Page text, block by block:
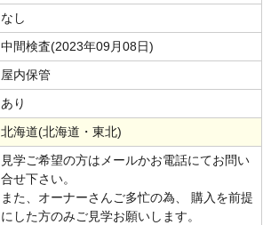
なし
中間検査(2023年09月08日)
屋内保管
あり
北海道(北海道・東北)
見学ご希望の方はメールかお電話にてお問い
合せ下さい。
また、オーナーさんご多忙の為、 購入を前提
にした方のみご見学お願いします。